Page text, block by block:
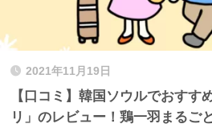
2021年11月19日
【口コミ】韓国ソウルでおすす
リ」のレビュー！鶏一羽まるご